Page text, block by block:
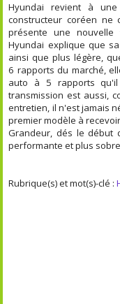
Hyundai revient à
constructeur coréen ne
présente une nouvelle
Hyundai explique que
ainsi que plus légère,
6 rapports du marché,
auto à 5 rapports qu'il
transmission est aussi,
entretien, il n'est jamais
premier modèle à
Grandeur, dés le début
performante et plus
Rubrique(s) et mot(s)-clé :